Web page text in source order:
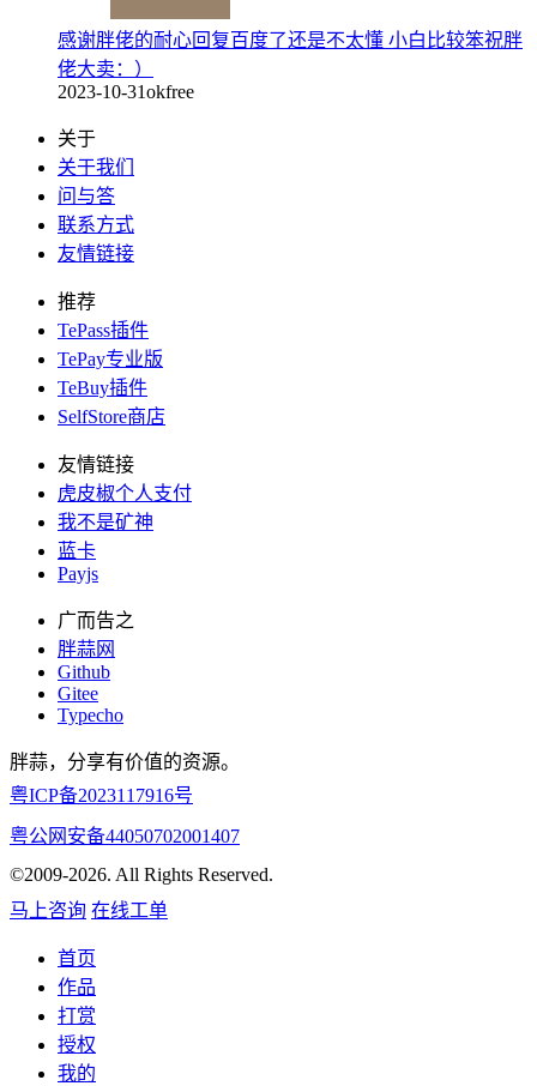
感谢胖佬的耐心回复百度了还是不太懂 小白比较笨祝胖
佬大卖：）
2023-10-31okfree
关于
关于我们
问与答
联系方式
友情链接
推荐
TePass插件
TePay专业版
TeBuy插件
SelfStore商店
友情链接
虎皮椒个人支付
我不是矿神
蓝卡
Payjs
广而告之
胖蒜网
Github
Gitee
Typecho
胖蒜，分享有价值的资源。
粤ICP备2023117916号
粤公网安备44050702001407
©2009-2026. All Rights Reserved.
马上咨询 在线工单
首页
作品
打赏
授权
我的